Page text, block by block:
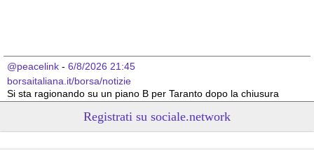
@peacelink - 6/8/2026 21:45
borsaitaliana.it/borsa/notizie
Si sta ragionando su un piano B per Taranto dopo la chiusura
Registrati su sociale.network